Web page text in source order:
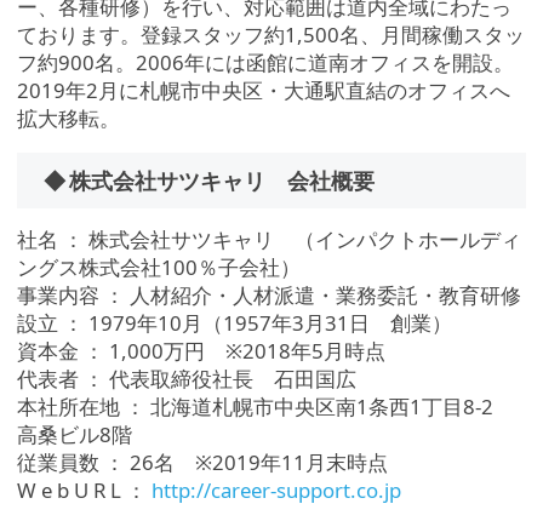
ー、各種研修）を行い、対応範囲は道内全域にわたっ
ております。登録スタッフ約1,500名、月間稼働スタッ
フ約900名。2006年には函館に道南オフィスを開設。
2019年2月に札幌市中央区・大通駅直結のオフィスへ
拡大移転。
◆ 株式会社サツキャリ 会社概要
社名 ： 株式会社サツキャリ （インパクトホールディ
ングス株式会社100％子会社）
事業内容 ： 人材紹介・人材派遣・業務委託・教育研修
設立 ： 1979年10月（1957年3月31日 創業）
資本金 ： 1,000万円 ※2018年5月時点
代表者 ： 代表取締役社長 石田国広
本社所在地 ： 北海道札幌市中央区南1条西1丁目8-2
高桑ビル8階
従業員数 ： 26名 ※2019年11月末時点
W e b U R L ： http://career-support.co.jp